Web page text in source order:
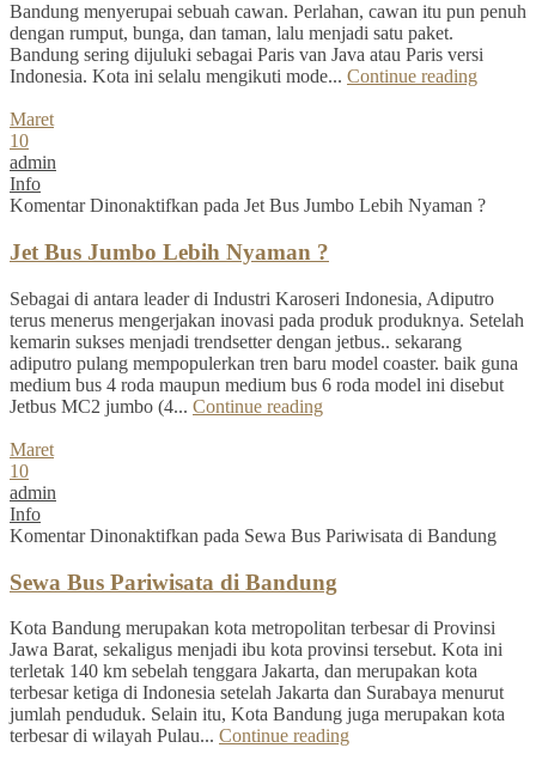
Bandung menyerupai sebuah cawan. Perlahan, cawan itu pun penuh
dengan rumput, bunga, dan taman, lalu menjadi satu paket.
Bandung sering dijuluki sebagai Paris van Java atau Paris versi
Indonesia. Kota ini selalu mengikuti mode... Continue reading
Maret
10
admin
Info
Komentar Dinonaktifkan pada Jet Bus Jumbo Lebih Nyaman ?
Jet Bus Jumbo Lebih Nyaman ?
Sebagai di antara leader di Industri Karoseri Indonesia, Adiputro
terus menerus mengerjakan inovasi pada produk produknya. Setelah
kemarin sukses menjadi trendsetter dengan jetbus.. sekarang
adiputro pulang mempopulerkan tren baru model coaster. baik guna
medium bus 4 roda maupun medium bus 6 roda model ini disebut
Jetbus MC2 jumbo (4... Continue reading
Maret
10
admin
Info
Komentar Dinonaktifkan pada Sewa Bus Pariwisata di Bandung
Sewa Bus Pariwisata di Bandung
Kota Bandung merupakan kota metropolitan terbesar di Provinsi
Jawa Barat, sekaligus menjadi ibu kota provinsi tersebut. Kota ini
terletak 140 km sebelah tenggara Jakarta, dan merupakan kota
terbesar ketiga di Indonesia setelah Jakarta dan Surabaya menurut
jumlah penduduk. Selain itu, Kota Bandung juga merupakan kota
terbesar di wilayah Pulau... Continue reading